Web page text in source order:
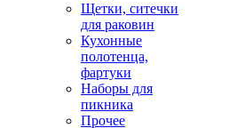
Щетки, ситечки
для раковин
Кухонные
полотенца,
фартуки
Наборы для
пикника
Прочее